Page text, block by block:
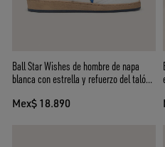
Ball Star Wishes de hombre de napa
blanca con estrella y refuerzo del talón
Mex$ 18.890